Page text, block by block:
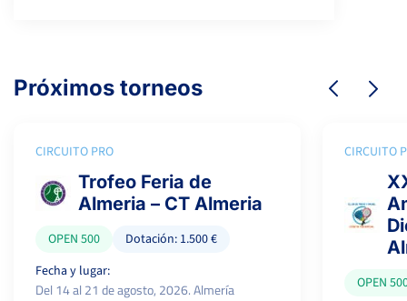
Próximos torneos
CIRCUITO PRO
Trofeo Feria de
Almeria – CT Almeria
OPEN 500
Dotación: 1.500 €
Fecha y lugar:
Del 14 al 21 de agosto, 2026. Almería
CIRCUITO
OPEN